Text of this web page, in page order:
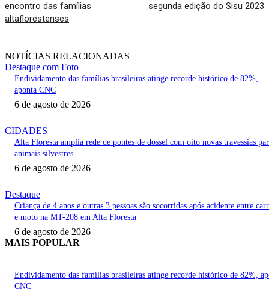
encontro das famílias
altaflorestenses
segunda edição do Sisu 2023
NOTÍCIAS RELACIONADAS
Destaque com Foto
Endividamento das famílias brasileiras atinge recorde histórico de 82%,
aponta CNC
6 de agosto de 2026
CIDADES
Alta Floresta amplia rede de pontes de dossel com oito novas travessias
animais silvestres
6 de agosto de 2026
Destaque
Criança de 4 anos e outras 3 pessoas são socorridas após acidente entre
e moto na MT-208 em Alta Floresta
6 de agosto de 2026
MAIS POPULAR
Endividamento das famílias brasileiras atinge recorde histórico de 82%,
CNC